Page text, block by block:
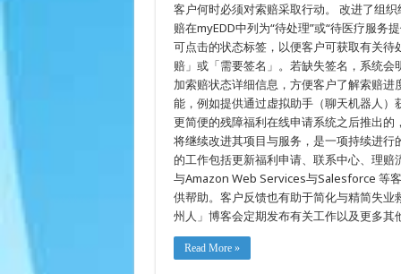
客户何时必须对索赔采取行动。 改进了组
赔在myEDD中列为“待处理”或“待医疗服务
可点击的状态标签，以便客户可获取有关
赔」或「需要签名」。若缺失签名，系统
加索赔状态详细信息，方便客户了解索赔进
能，例如提供通过虚拟助手（聊天机器人
更简便的残障福利在线申请系统之后推出
将继续改进其项目与服务，是一项持续进
的工作包括更新福利申请、联系中心、理
与Amazon Web Services与Salesforce 等
供帮助。客户反馈也有助于简化与精简失业
州人」博客会定期发布有关工作以及更多其
Read More »